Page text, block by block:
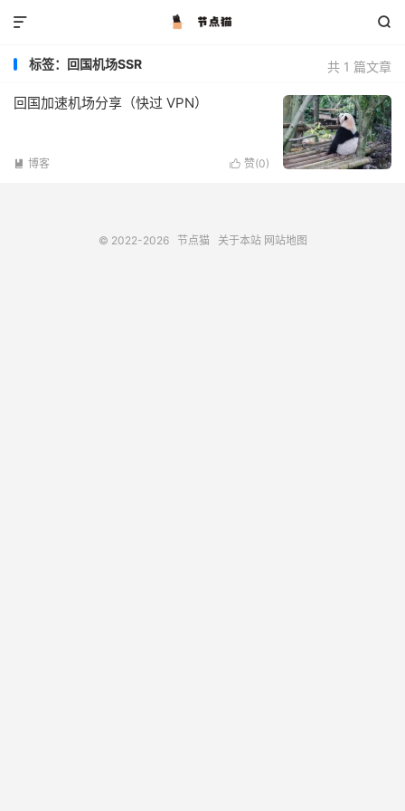


共 1 篇文章
标签：回国机场SSR
回国加速机场分享（快过 VPN）
 赞(0)
 博客
© 2022-2026 节点猫 关于本站 网站地图